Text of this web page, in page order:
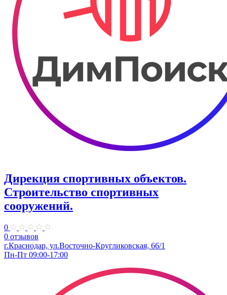
Дирекция спортивных объектов.
Строительство спортивных
сооружений.
0
0 отзывов
г.Краснодар, ул.Восточно-Кругликовская, 66/1
Пн-Пт 09:00-17:00